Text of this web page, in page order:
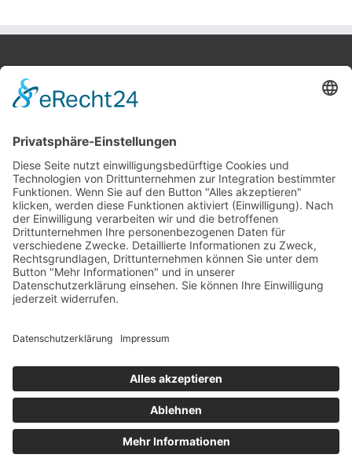
Bobek Möbel-Innenausbau GmbH
27211 Bassum
Tel.: 0 42 41 / 97 93 48
Fax: 0 42 41 / 97 93 49
E-Mail:info@bobek-moebel.de
Kontakt
Datenschutz